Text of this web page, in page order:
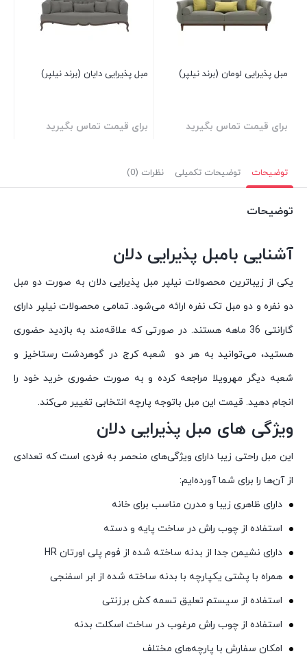
مبل پذیرایی لومان (برند نیلپر)
برای قیمت تماس بگیرید
مبل پذیرایی دایان (برند نیلپر)
برای قیمت تماس بگیرید
توضیحات توضیحات تکمیلی نظرات (0)
توضیحات
آشنایی بامبل پذیرایی دلان
یکی از زیباترین محصولات نیلپر مبل پذیرایی دلان به صورت دو مبل
دو نفره و دو مبل تک نفره ارائه می‌شود. تمامی محصولات نیلپر دارای
گارانتی 36 ماهه هستند. در صورتی که علاقه‌مند به بازدید حضوری
هستید، می‌توانید به هر دو شعبه کرج در گوهردشت رستاخیز و
شعبه دیگر مهرویلا مراجعه کرده و به صورت حضوری خرید خود را
انجام دهید. قیمت این مبل باتوجه پارچه انتخابی تغییر می‌کند.
ویژگی های مبل پذیرایی دلان
این مبل راحتی زیبا دارای ویژگی‌های منحصر به فردی است که تعدادی
از آن‌ها را برای شما آورده‌ایم:
دارای ظاهری زیبا و مدرن مناسب برای خانه
استفاده از چوب راش در ساخت پایه و دسته
دارای نشیمن جدا از بدنه ساخته شده از فوم پلی اورتان HR
همراه با پشتی یکپارچه با بدنه ساخته شده از ابر اسفنجی
استفاده از سیستم تعلیق تسمه کش برزنتی
استفاده از چوب راش مرغوب در ساخت اسکلت بدنه
امکان سفارش با پارچه‌های مختلف